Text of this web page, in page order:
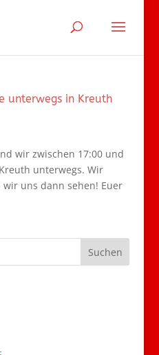
unterwegs in Kreuth
wir zwischen 17:00 und
unterwegs. Wir
uns dann sehen! Euer